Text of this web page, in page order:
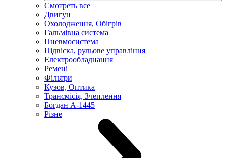
Смотреть все
Двигун
Охолодження, Обігрів
Гальмівна система
Пневмосистема
Підвіска, рульове управління
Електрообладнання
Ремені
Фільтри
Кузов, Оптика
Трансмісія, Зчеплення
Богдан А-1445
Різне